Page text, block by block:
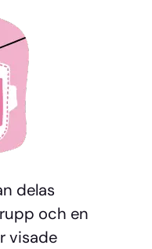
delas
och en
visade